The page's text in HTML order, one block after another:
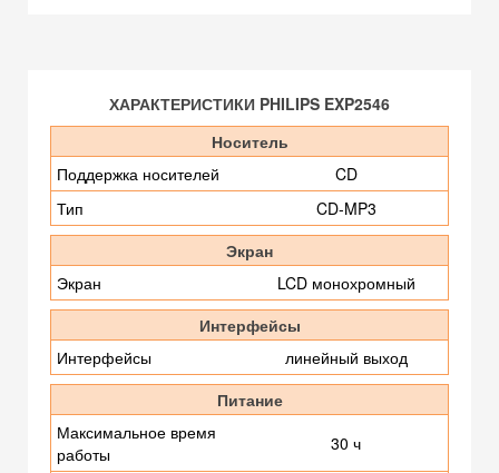
ХАРАКТЕРИСТИКИ PHILIPS EXP2546
Носитель
Поддержка носителей
CD
Тип
CD-MP3
Экран
Экран
LCD монохромный
Интерфейсы
Интерфейсы
линейный выход
Питание
Максимальное время
работы
30 ч